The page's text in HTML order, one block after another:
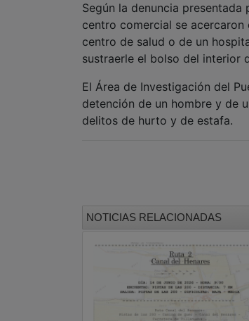
Según la denuncia
centro comercial se
centro de salud o de un
sustraerle el bolso del interior
El Área de Investigación del
detención de un hombre y de
delitos de hurto y de estafa.
NOTICIAS RELACIONADAS